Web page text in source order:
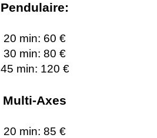
Pendulaire:
20 min: 60 €
30 min: 80 €
45 min: 120 €
Multi-Axes
20 min: 85 €